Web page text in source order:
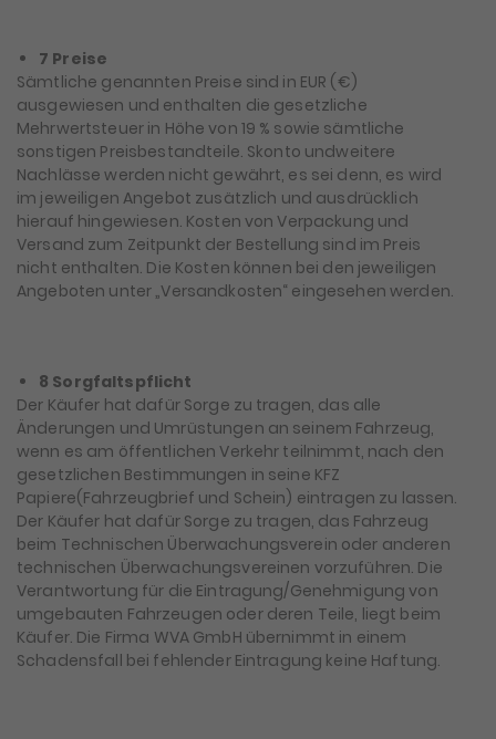
7 Preise
Sämtliche genannten Preise sind in EUR (€)
ausgewiesen und enthalten die gesetzliche
Mehrwertsteuer in Höhe von 19 % sowie sämtliche
sonstigen Preisbestandteile. Skonto undweitere
Nachlässe werden nicht gewährt, es sei denn, es wird
im jeweiligen Angebot zusätzlich und ausdrücklich
hierauf hingewiesen. Kosten von Verpackung und
Versand zum Zeitpunkt der Bestellung sind im Preis
nicht enthalten. Die Kosten können bei den jeweiligen
Angeboten unter „Versandkosten“ eingesehen werden.
8 Sorgfaltspflicht
Der Käufer hat dafür Sorge zu tragen, das alle
Änderungen und Umrüstungen an seinem Fahrzeug,
wenn es am öffentlichen Verkehr teilnimmt, nach den
gesetzlichen Bestimmungen in seine KFZ
Papiere(Fahrzeugbrief und Schein) eintragen zu lassen.
Der Käufer hat dafür Sorge zu tragen, das Fahrzeug
beim Technischen Überwachungsverein oder anderen
technischen Überwachungsvereinen vorzuführen. Die
Verantwortung für die Eintragung/Genehmigung von
umgebauten Fahrzeugen oder deren Teile, liegt beim
Käufer. Die Firma WVA GmbH übernimmt in einem
Schadensfall bei fehlender Eintragung keine Haftung.